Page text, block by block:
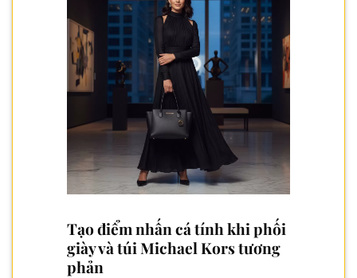
Tạo điểm nhấn cá tính khi phối
giày và túi Michael Kors tương
phản